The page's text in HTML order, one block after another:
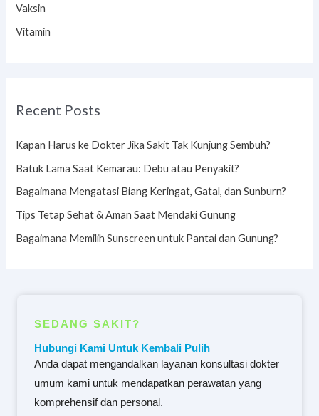
Vaksin
Vitamin
Recent Posts
Kapan Harus ke Dokter Jika Sakit Tak Kunjung Sembuh?
Batuk Lama Saat Kemarau: Debu atau Penyakit?
Bagaimana Mengatasi Biang Keringat, Gatal, dan Sunburn?
Tips Tetap Sehat & Aman Saat Mendaki Gunung
Bagaimana Memilih Sunscreen untuk Pantai dan Gunung?
SEDANG SAKIT?
Hubungi Kami Untuk Kembali Pulih
Anda dapat mengandalkan layanan konsultasi dokter
umum kami untuk mendapatkan perawatan yang
komprehensif dan personal.